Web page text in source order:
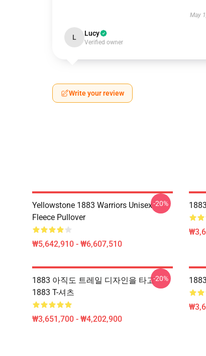
May
L Lucy
Verified owner
Write your review
Yellowstone 1883 Warriors Unisex
Fleece Pullover
₩5,642,910 - ₩6,607,510
-20%
1883 아직도 트레일 디자인을 타고
1883 T-셔츠
₩3,651,700 - ₩4,202,900
-20%